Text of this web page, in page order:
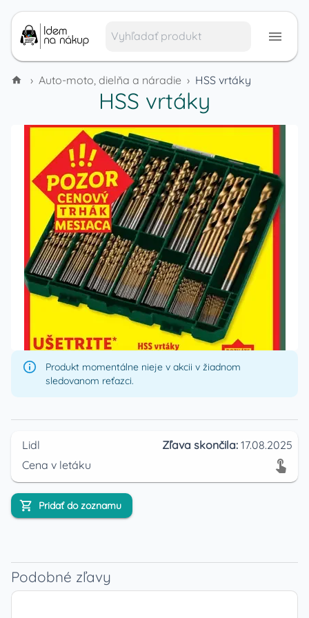
› Auto-moto, dielňa a náradie › HSS vrtáky
HSS vrtáky
Produkt momentálne nieje v akcii v žiadnom
sledovanom reťazci.
Lidl Zľava skončila: 17.08.2025
Cena v letáku
Pridať do zoznamu
Podobné zľavy